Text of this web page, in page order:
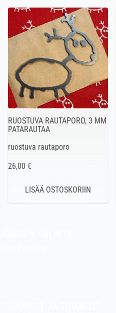
RUOSTUVA RAUTAPORO, 3 MM
PATARAUTAA
ruostuva rautaporo
26,00 €